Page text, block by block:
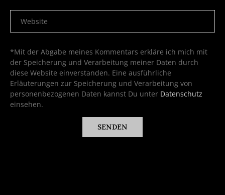
*Mit der Abgabe meines Kommentars erkläre ich mich mit
der Speicherung und Verarbeitung meiner Daten durch
diese Website einverstanden. Eine ausführliche
Erläuterungen zur Speicherung und Verarbeitung von
personenbezogenen Daten kannst Du unter Datenschutz
einsehen.